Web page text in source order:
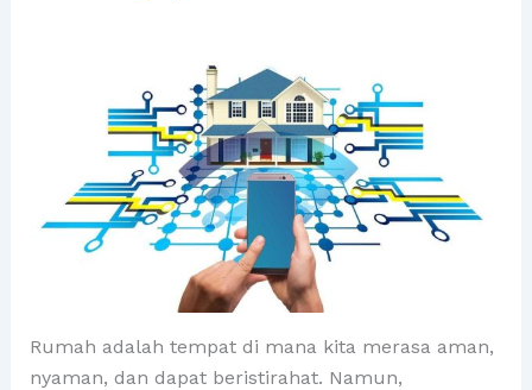
Rumah adalah tempat di mana kita merasa aman,
nyaman, dan dapat beristirahat. Namun,